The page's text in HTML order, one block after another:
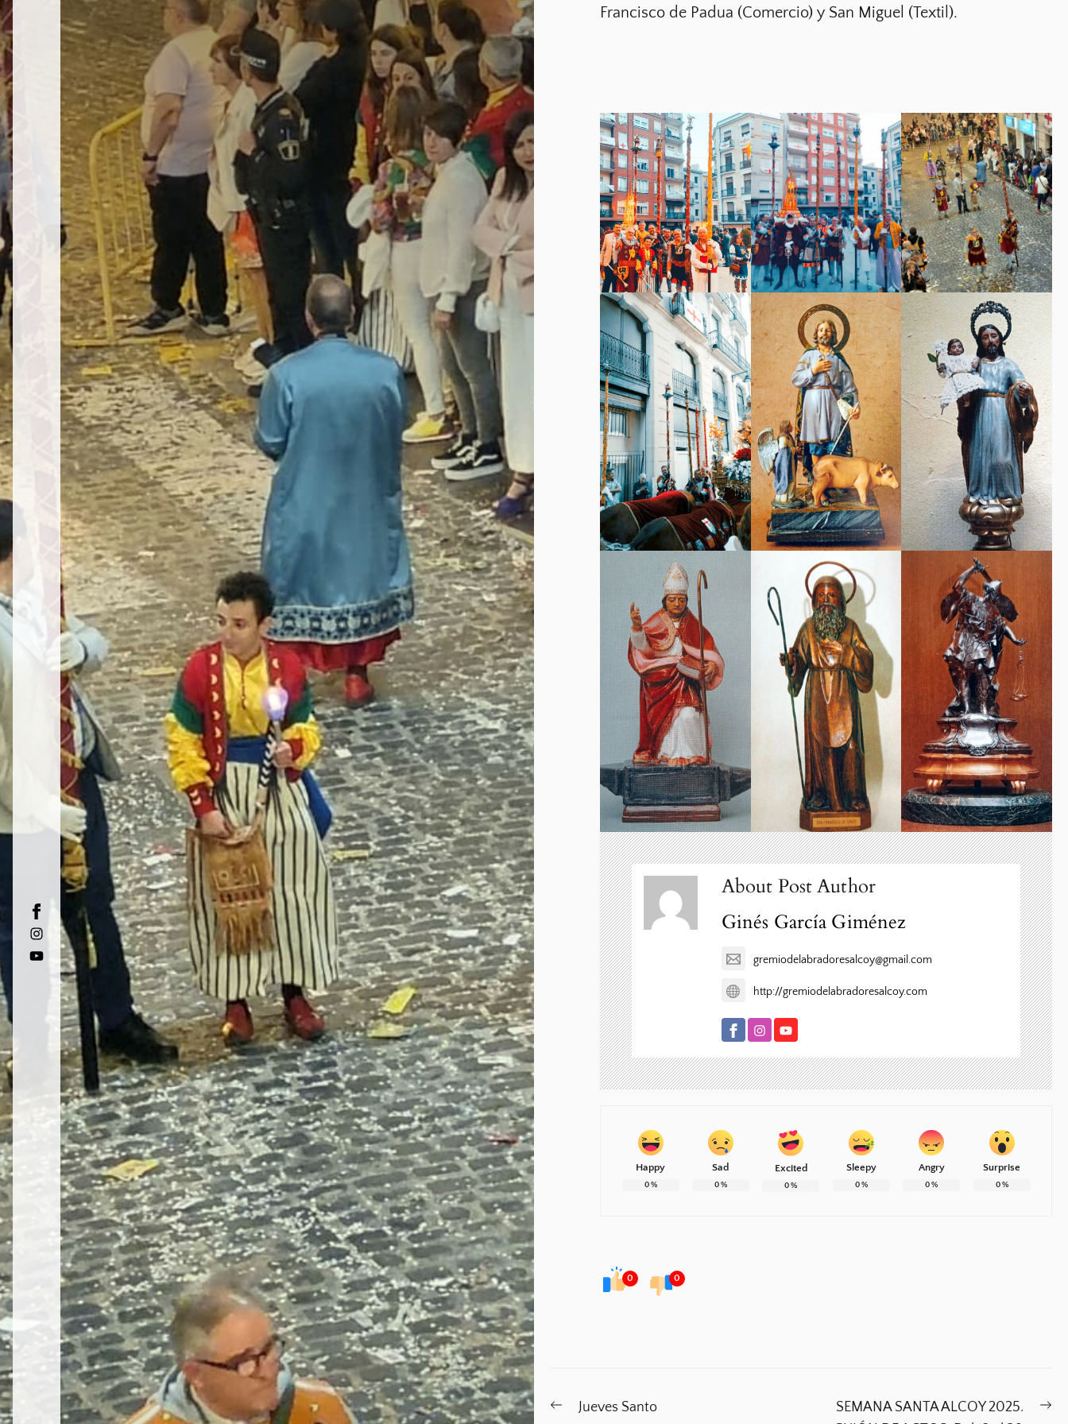
Facebook
Instagram
Youtube
Francisco de Padua (Comercio) y San Miguel (Textil).
About Post Author
Ginés García Giménez
gremiodelabradoresalcoy@gmail.com
http://gremiodelabradoresalcoy.com
Happy
0%
Sad
0%
Excited
0%
Sleepy
0%
Angry
0%
Surprise
0%
0 0
Navegación
PreviousJueves Santo
SEMANA SANTA ALCOY 2025.